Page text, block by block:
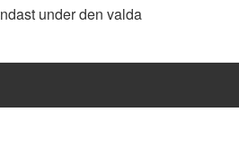
under den valda